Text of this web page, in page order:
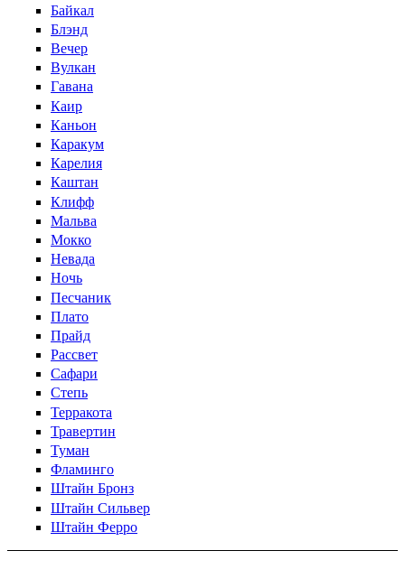
Байкал
Блэнд
Вечер
Вулкан
Гавана
Каир
Каньон
Каракум
Карелия
Каштан
Клифф
Мальва
Мокко
Невада
Ночь
Песчаник
Плато
Прайд
Рассвет
Сафари
Степь
Терракота
Травертин
Туман
Фламинго
Штайн Бронз
Штайн Сильвер
Штайн Ферро